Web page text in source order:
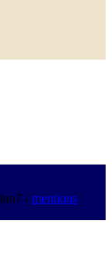
- mentions